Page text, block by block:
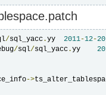
/sql_yacc. 2011-12-20
/sql/sql_yacc.
->